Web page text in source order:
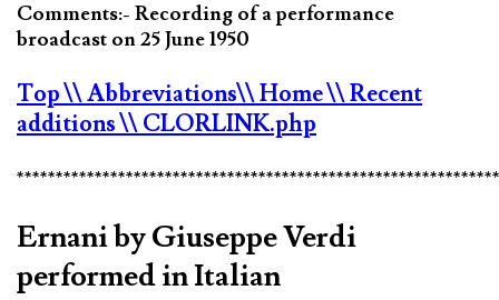
Comments:- Recording of a performance
broadcast on 25 June 1950
Top\\ Abbreviations\\ Home\\ Recent
additions\\ CLORLINK.php
Ernani by Giuseppe Verdi
performed in Italian